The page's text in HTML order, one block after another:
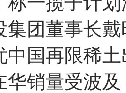
集团董事长
中国再限稀
华销量受波